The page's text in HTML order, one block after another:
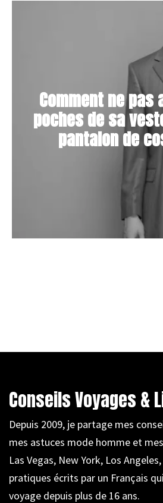
Comment ne pas
poches de sa
pantalon de
Conseils Voyages &
Depuis 2009, je partage mes
mes astuces mode homme et
Las Vegas, New York, Los
pratiques écrits par un Français
voyage depuis plus de 16 ans.